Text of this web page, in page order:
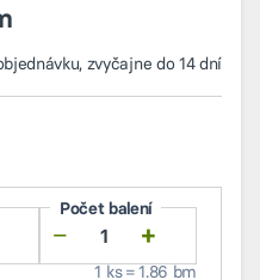
zvyčajne do 14 dní
Počet balení
− +
1 ks = 1.86 bm